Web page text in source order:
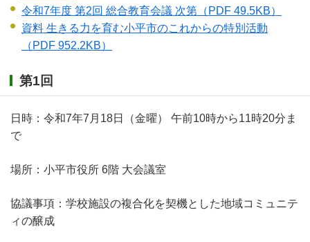
令和7年度 第2回 総合教育会議 次第 （PDF 49.5KB）
資料 生きる力を育む小平市のこれからの特別活動
（PDF 952.2KB）
第1回
日時：令和7年7月18日（金曜） 午前10時から11時20分ま
で
場所：小平市役所 6階 大会議室
協議事項：学校施設の複合化を契機とした地域コミュニテ
ィの醸成